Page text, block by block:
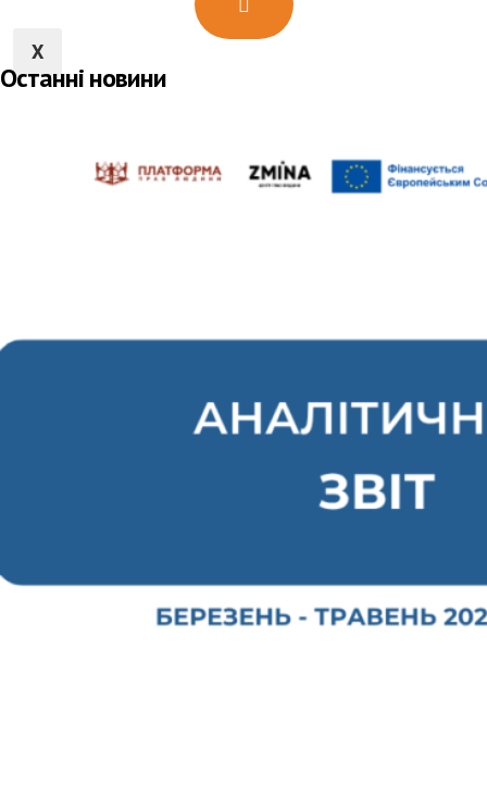
X
Останні новини